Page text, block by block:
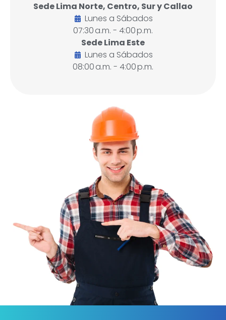
Sede Lima Norte, Centro, Sur y Callao
Lunes a Sábados
07:30 a.m. - 4:00 p.m.
Sede Lima Este
Lunes a Sábados
08:00 a.m. - 4:00 p.m.